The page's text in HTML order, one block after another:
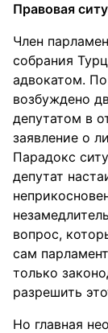
Правовая
Член
собрания
адвокатом.
возбуждено
депутатом в
заявление о
Парадокс
депутат
вопрос,
сам
только
разрешить
Но главная